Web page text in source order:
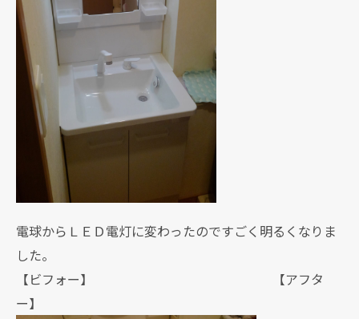
電球からＬＥＤ電灯に変わったのですごく明るくなりま
した。
【ビフォー】 【アフタ
ー】